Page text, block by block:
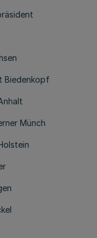
Biedenkopf
Münch